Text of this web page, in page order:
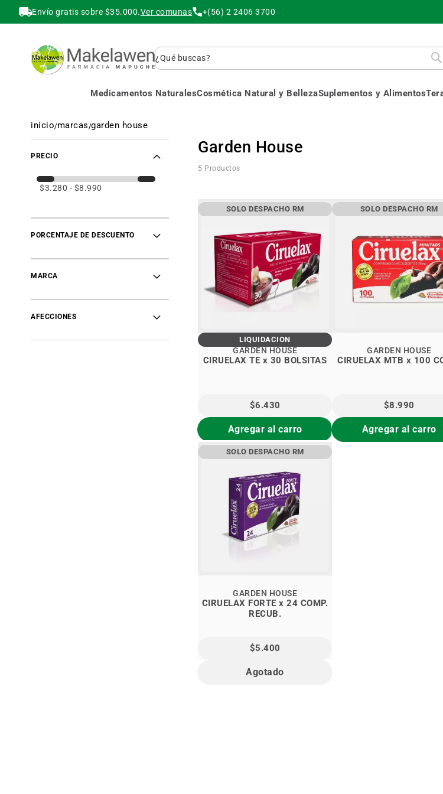
Envío gratis sobre $35.000.Ver comunas +(56) 2 2406 3700
Buscar
Medicamentos NaturalesCosmética Natural y BellezaSuplementos y Alimentos
inicio marcas garden house
Garden House
5 Productos
SOLO DESPACHO RM
LIQUIDACIÓN
CIRUELAX TE x 30 BOLSITAS
GARDEN HOUSE
$6.430
Agregar al carro
SOLO DESPACHO RM
CIRUELAX MTB x 100
GARDEN HOUSE
$8.990
Agregar al carro
SOLO DESPACHO RM
CIRUELAX FORTE x 24 COMP.
RECUB.
GARDEN HOUSE
$5.400
Agotado
PRECIO
$3.280 - $8.990
PORCENTAJE DE DESCUENTO
MARCA
AFECCIONES